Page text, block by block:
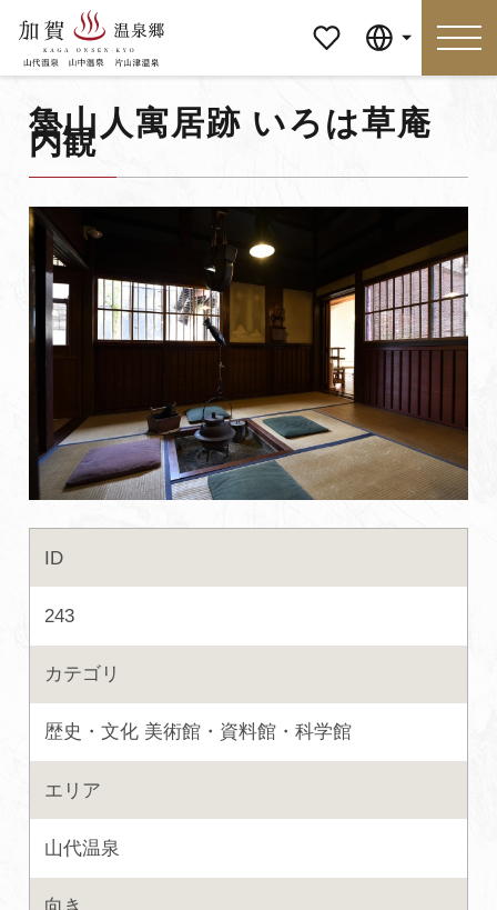
ージ
特集 おすすめの過ごし方
見どころ 食べる
おみやげ イベント
アクセス
マイページ
初めての加賀温泉郷
加賀に泊まって！北陸巡り♪
加賀 旅先納税
FAQ
Language
魯山人寓居跡 いろは草庵
内観
ID
243
カテゴリ
歴史・文化 美術館・資料館・科学館
エリア
山代温泉